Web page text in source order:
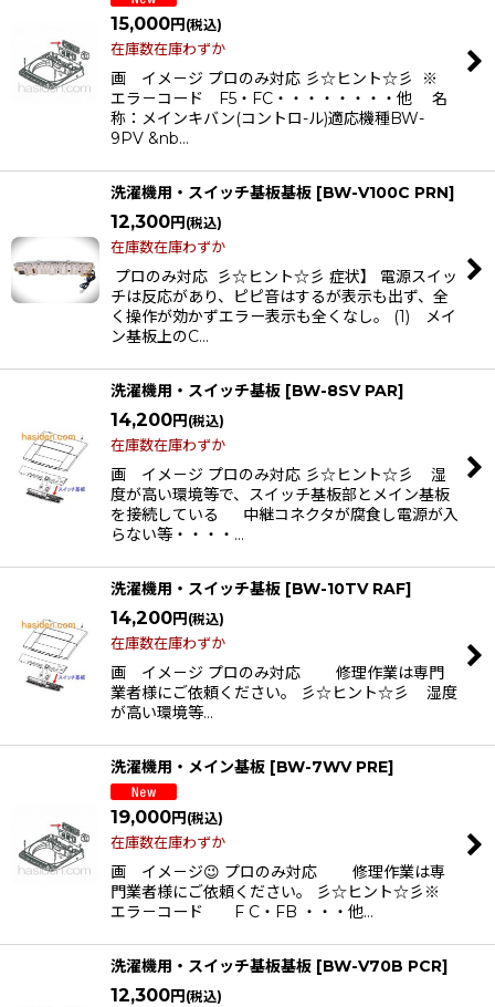
15,000円 (税込)
在庫数在庫わずか
画 イメ－ジ プロのみ対応 彡☆ヒント☆彡 ※
エラ－コード F5・FC・・・・・・・・他 名
称：メインキバン(コントロ-ル)適応機種BW-
9PV &nb…
洗濯機用・スイッチ基板基板 [BW-V100C PRN]
12,300円 (税込)
在庫数在庫わずか
プロのみ対応 彡☆ヒント☆彡 症状】 電源スイッ
チは反応があり、ピピ音はするが表示も出ず、全
く操作が効かずエラー表示も全くなし。 (1) メイ
ン基板上のC…
洗濯機用・スイッチ基板 [BW-8SV PAR]
14,200円 (税込)
在庫数在庫わずか
画 イメ－ジ プロのみ対応 彡☆ヒント☆彡 湿
度が高い環境等で、スイッチ基板部とメイン基板
を接続している 中継コネクタが腐食し電源が入
らない等・・・・…
洗濯機用・スイッチ基板 [BW-10TV RAF]
14,200円 (税込)
在庫数在庫わずか
画 イメ－ジ プロのみ対応 修理作業は専門
業者様にご依頼ください。 彡☆ヒント☆彡 湿度
が高い環境等…
洗濯機用・メイン基板 [BW-7WV PRE]
19,000円 (税込)
在庫数在庫わずか
画 イメ－ジ😉 プロのみ対応 修理作業は専
門業者様にご依頼ください。 彡☆ヒント☆彡※
エラ－コード F C・FB ・・・他…
洗濯機用・スイッチ基板基板 [BW-V70B PCR]
12,300円 (税込)